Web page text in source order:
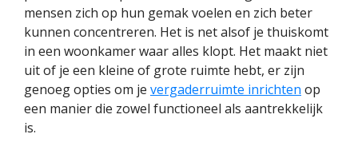
mensen zich op hun gemak voelen en zich beter
kunnen concentreren. Het is net alsof je thuiskomt
in een woonkamer waar alles klopt. Het maakt niet
uit of je een kleine of grote ruimte hebt, er zijn
genoeg opties om je vergaderruimte inrichten op
een manier die zowel functioneel als aantrekkelijk
is.